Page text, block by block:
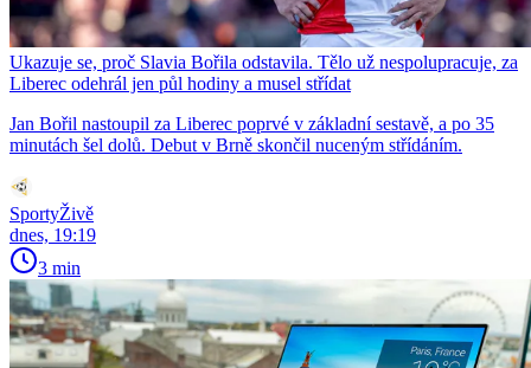
Ukazuje se, proč Slavia Bořila odstavila. Tělo už nespolupracuje, za
Liberec odehrál jen půl hodiny a musel střídat
Jan Bořil nastoupil za Liberec poprvé v základní sestavě, a po 35
minutách šel dolů. Debut v Brně skončil nuceným střídáním.
SportyŽivě
dnes, 19:19
3 min